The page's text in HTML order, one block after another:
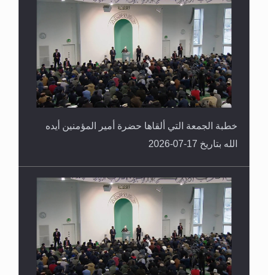
خطبة الجمعة التي ألقاها حضرة أمير المؤمنين أيده
الله بتاريخ 17-07-2026